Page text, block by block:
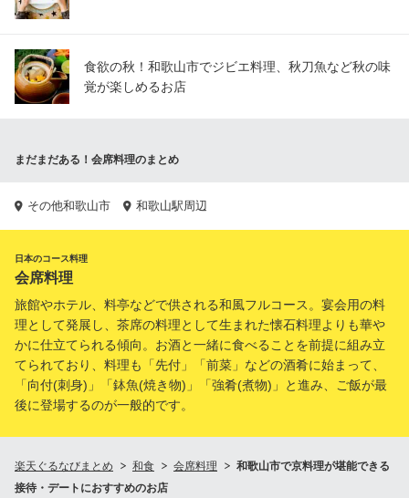
食欲の秋！和歌山市でジビエ料理、秋刀魚など秋の味
覚が楽しめるお店
まだまだある！会席料理のまとめ
その他和歌山市 和歌山駅周辺
日本のコース料理
会席料理
旅館やホテル、料亭などで供される和風フルコース。宴会用の料
理として発展し、茶席の料理として生まれた懐石料理よりも華や
かに仕立てられる傾向。お酒と一緒に食べることを前提に組み立
てられており、料理も「先付」「前菜」などの酒肴に始まって、
「向付(刺身)」「鉢魚(焼き物)」「強肴(煮物)」と進み、ご飯が最
後に登場するのが一般的です。
楽天ぐるなびまとめ 和食 会席料理
和歌山市で京料理が堪能できる
接待・デートにおすすめのお店